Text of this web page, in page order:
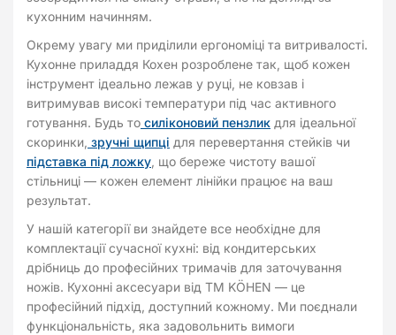
кухонним начинням.
Окрему увагу ми приділили ергономіці та витривалості.
Кухонне приладдя Кохен розроблене так, щоб кожен
інструмент ідеально лежав у руці, не ковзав і
витримував високі температури під час активного
готування. Будь то силіконовий пензлик для ідеальної
скоринки, зручні щипці для перевертання стейків чи
підставка під ложку, що береже чистоту вашої
стільниці — кожен елемент лінійки працює на ваш
результат.
У нашій категорії ви знайдете все необхідне для
комплектації сучасної кухні: від кондитерських
дрібниць до професійних тримачів для заточування
ножів. Кухонні аксесуари від ТМ KÖHEN — це
професійний підхід, доступний кожному. Ми поєднали
функціональність, яка задовольнить вимоги